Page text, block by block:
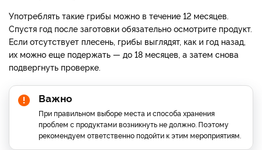
Употреблять такие грибы можно в течение 12 месяцев.
Спустя год после заготовки обязательно осмотрите продукт.
Если отсутствует плесень, грибы выглядят, как и год назад,
их можно еще подержать — до 18 месяцев, а затем снова
подвергнуть проверке.
Важно
При правильном выборе места и способа хранения
проблем с продуктами возникнуть не должно. Поэтому
рекомендуем ответственно подойти к этим мероприятиям.